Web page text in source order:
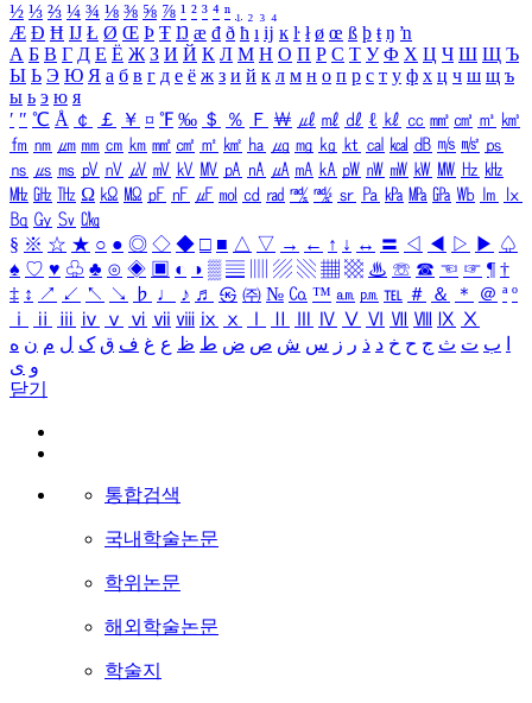
½ ⅓ ⅔ ¼ ¾ ⅛ ⅜ ⅝ ⅞ ¹ ² ³ ⁴ ⁿ ₁ ₂ ₃ ₄
Æ Ð Ħ Ĳ Ł Ø Œ Þ Ŧ Ŋ æ đ ð ħ ı ĳ ĸ ŀ ł ø œ ß þ ŧ ŋ ŉ
А Б В Г Д Е Ё Ж З И Й К Л М Н О П Р С Т У Ф Х Ц Ч Ш Щ Ъ
Ы Ь Э Ю Я а б в г д е ё ж з и й к л м н о п р с т у ф х ц ч ш щ ъ
ы ь э ю я
′ ″ ℃ Å ￠ ￡ ￥ ¤ ℉ ‰ ＄ ％ Ｆ ￦ ㎕ ㎖ ㎗ ℓ ㎘ ㏄ ㎣ ㎤ ㎥ ㎦
㎙ ㎚ ㎛ ㎜ ㎝ ㎞ ㎟ ㎠ ㎡ ㎢ ㏊ ㎍ ㎎ ㎏ ㏏ ㎈ ㎉ ㏈ ㎧ ㎨ ㎰
㎱ ㎲ ㎳ ㎴ ㎵ ㎶ ㎷ ㎸ ㎹ ㎀ ㎁ ㎂ ㎃ ㎄ ㎺ ㎻ ㎽ ㎾ ㎿ ㎐ ㎑
㎒ ㎓ ㎔ Ω ㏀ ㏁ ㎊ ㎋ ㎌ ㏖ ㏅ ㎭ ㎮ ㎯ ㏛ ㎩ ㎪ ㎫ ㎬ ㏝ ㏐
㏓
㏃ ㏉ ㏜ ㏆
§ ※ ☆ ★ ○ ● ◎ ◇ ◆ □ ■ △ ▽ → ← ↑ ↓ ↔ 〓 ◁ ◀ ▷ ▶ ♤
♠ ♡ ♥ ♧ ♣ ⊙ ◈ ▣ ◐ ◑ ▒ ▤ ▨ ▧ ▦ ▩ ♨ ☏ ☎ ☜ ☞ ¶ †
‡ ↕ ↗ ↙ ↖ ↘ ♭ ♩ ♪ ♬ ㉿ ㈜ № ㏇ ™ ㏂ ㏘ ℡ ＃ ＆ ＊ ＠ ª º
ⅰ
ⅱ ⅲ ⅳ ⅴ ⅵ ⅶ ⅷ ⅸ ⅹ Ⅳ Ⅴ Ⅵ Ⅶ Ⅷ Ⅸ Ⅹ
ب ت ث ج ح خ د ذ ر ز س ش ص ض ط ظ ع غ ف ق ک ل م ن ه
و ی
닫기
통합검색
국내학술논문
학위논문
해외학술논문
학술지